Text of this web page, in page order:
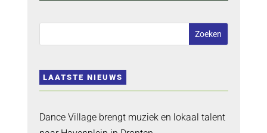
LAATSTE NIEUWS
Dance Village brengt muziek en lokaal talent